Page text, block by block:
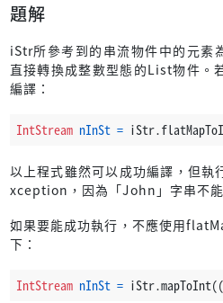
題解
iStr所參考到的串流物件中的元素
直接轉換成整數型態的List物件。
編譯：
IntStream nInSt =
以上程式雖然可以成功編譯，但
xception，因為「John」字串不能
如果要能成功執行，不應使用
下：
IntStream nInSt =